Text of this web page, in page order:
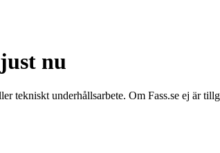
nu
tekniskt underhållsarbete. Om Fass.se ej är